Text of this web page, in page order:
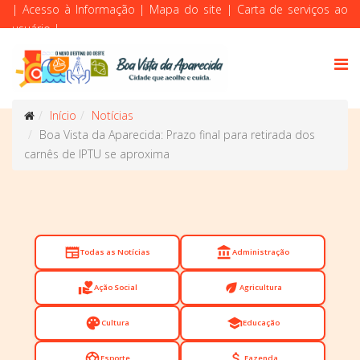
| Acesso à Informação | Mapa do site | Carta de serviços ao
usuário|
Início
Notícias
Boa Vista da Aparecida: Prazo final para retirada dos
carnês de IPTU se aproxima
newspaperTodas as Notícias account_balanceAdministração
volunteer_activismAção Social eco Agricultura
paletteCultura schoolEducação